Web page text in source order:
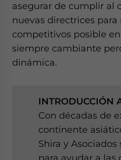
asegurar de cumplir al
nuevas directrices
competitivos posible
siempre cambiante
dinámica.
INTRODUCCIÓN
Con décadas de
continente
Shira y
para ayudar a